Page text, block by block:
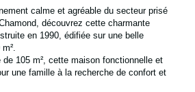
calme et agréable du secteur prisé
découvrez cette charmante
en 1990, édifiée sur une belle
de 105 m², cette maison fonctionnelle et
une famille à la recherche de confort et